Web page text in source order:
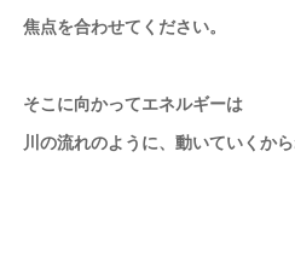
焦点を合わせてください。
そこに向かってエネルギーは
川の流れのように、動いていくか